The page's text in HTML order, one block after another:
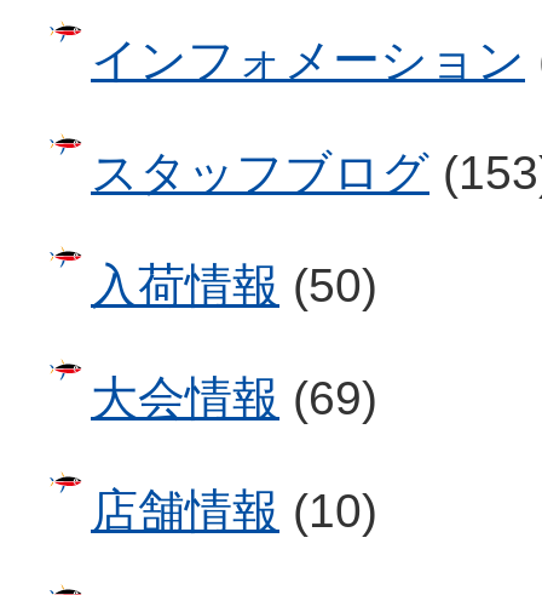
インフォメーション
スタッフブログ
入荷情報 (50)
大会情報 (69)
店舗情報 (10)